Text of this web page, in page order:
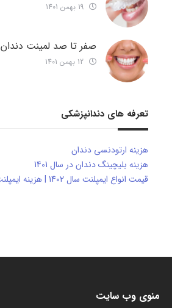
صفر تا صد لمینت دندان
تعرفه های دندانپزشکی
هزینه ارتودنسی دندان
هزینه بلیچینگ دندان در سال 1401
قیمت انواع ایمپلنت سال 1402 | هزینه ایمپلنت دندان با بیمه
منوی وب سایت